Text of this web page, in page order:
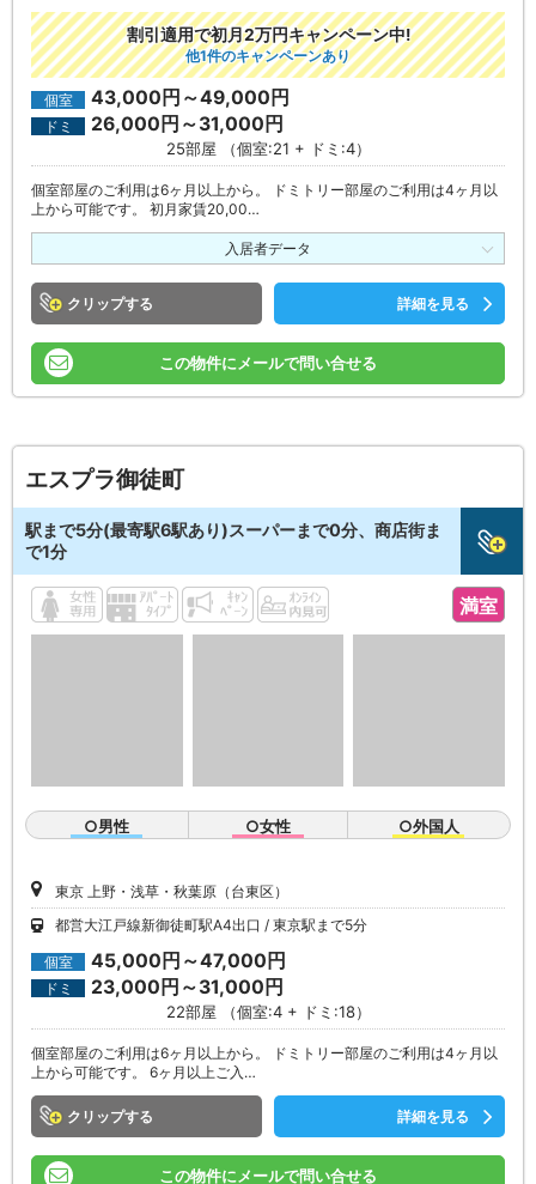
割引適用で初月2万円キャンペーン中!
他1件のキャンペーンあり
個室 43,000円～49,000円
ドミ 26,000円～31,000円
25部屋 （個室:21 + ドミ:4）
個室部屋のご利用は6ヶ月以上から。 ドミトリー部屋のご利用は4ヶ月以
上から可能です。 初月家賃20,00…
入居者データ
クリップ 詳細を見る
この物件にメールで問い合せる
エスプラ御徒町
駅まで5分(最寄駅6駅あり)スーパーまで0分、商店街ま
で1分
満室
○男性 ○女性 ○外国人
東京 上野・浅草・秋葉原（台東区）
都営大江戸線新御徒町駅A4出口
東京駅まで5分
個室 45,000円～47,000円
ドミ 23,000円～31,000円
22部屋 （個室:4 + ドミ:18）
個室部屋のご利用は6ヶ月以上から。 ドミトリー部屋のご利用は4ヶ月以
上から可能です。 6ヶ月以上ご入…
クリップ 詳細を見る
この物件にメールで問い合せる